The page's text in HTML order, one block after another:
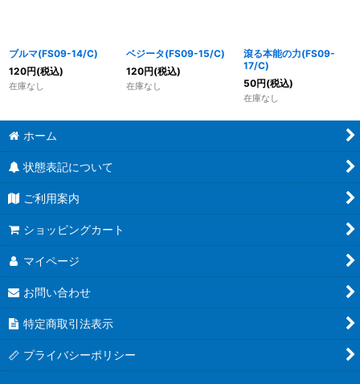
ブルマ(FS09-14/C)
120円(税込)
在庫なし
ベジータ(FS09-15/C)
120円(税込)
在庫なし
滾る本能の力(FS09-
17/C)
50円(税込)
在庫なし
ホーム
状態表記について
ご利用案内
ショッピングカート
マイページ
お問い合わせ
特定商取引法表示
プライバシーポリシー